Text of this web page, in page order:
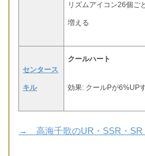
リズムアイコン26個ご
増える
センタース
キル
クールハート
効果: クールPが6%UP
→ 高海千歌のUR・SSR・SR